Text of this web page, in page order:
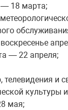
— 18 марта;
— 22 апреля;
телевидения и
культуры
мая;